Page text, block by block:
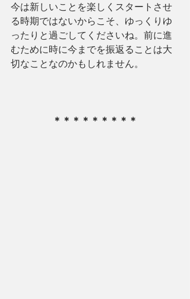
今は新しいことを楽しくスタートさせ
る時期ではないからこそ、ゆっくりゆ
ったりと過ごしてくださいね。前に進
むために時に今までを振返ることは大
切なことなのかもしれません。
＊＊＊＊＊＊＊＊＊